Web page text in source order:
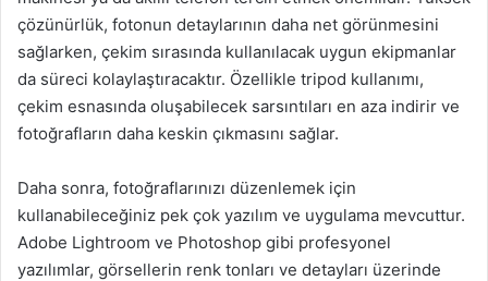
çözünürlük, fotonun detaylarının daha net görünmesini
sağlarken, çekim sırasında kullanılacak uygun ekipmanlar
da süreci kolaylaştıracaktır. Özellikle tripod kullanımı,
çekim esnasında oluşabilecek sarsıntıları en aza indirir ve
fotoğrafların daha keskin çıkmasını sağlar.
Daha sonra, fotoğraflarınızı düzenlemek için
kullanabileceğiniz pek çok yazılım ve uygulama mevcuttur.
Adobe Lightroom ve Photoshop gibi profesyonel
yazılımlar, görsellerin renk tonları ve detayları üzerinde